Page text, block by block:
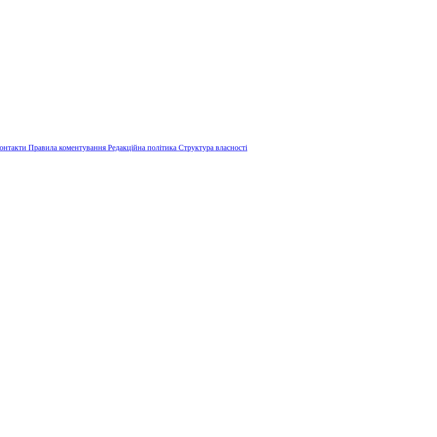
Правила коментування Редакційна політика Структура власності